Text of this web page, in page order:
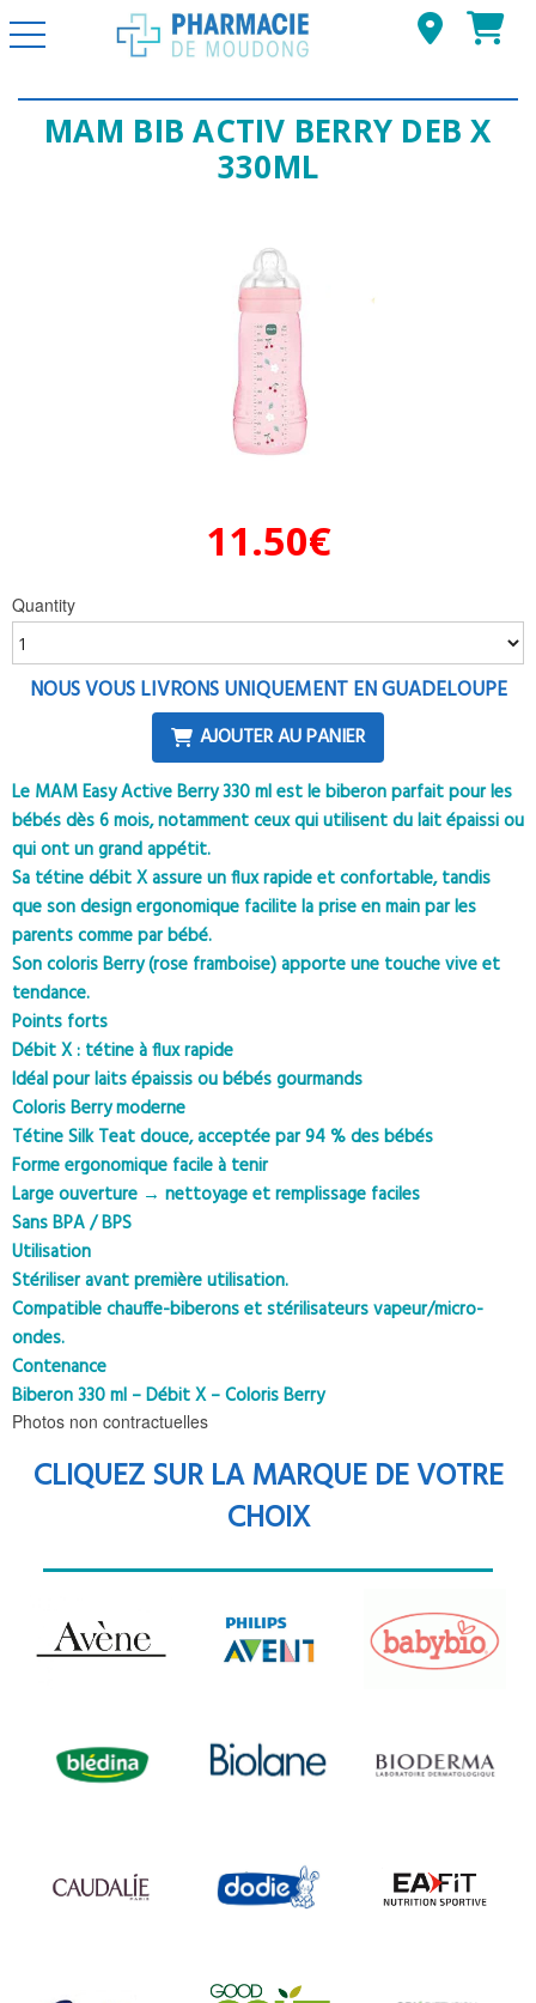
Basculer la navigation
MAM BIB ACTIV BERRY DEB X
330ML
11.50€
Quantity
NOUS VOUS LIVRONS UNIQUEMENT EN GUADELOUPE
AJOUTER AU PANIER
Le MAM Easy Active Berry 330 ml est le biberon parfait pour les
bébés dès 6 mois, notamment ceux qui utilisent du lait épaissi ou
qui ont un grand appétit.
Sa tétine débit X assure un flux rapide et confortable, tandis
que son design ergonomique facilite la prise en main par les
parents comme par bébé.
Son coloris Berry (rose framboise) apporte une touche vive et
tendance.
Points forts
Débit X : tétine à flux rapide
Idéal pour laits épaissis ou bébés gourmands
Coloris Berry moderne
Tétine Silk Teat douce, acceptée par 94 % des bébés
Forme ergonomique facile à tenir
Large ouverture → nettoyage et remplissage faciles
Sans BPA / BPS
Utilisation
Stériliser avant première utilisation.
Compatible chauffe-biberons et stérilisateurs vapeur/micro-
ondes.
Contenance
Biberon 330 ml – Débit X – Coloris Berry
Photos non contractuelles
CLIQUEZ SUR LA MARQUE DE VOTRE
CHOIX